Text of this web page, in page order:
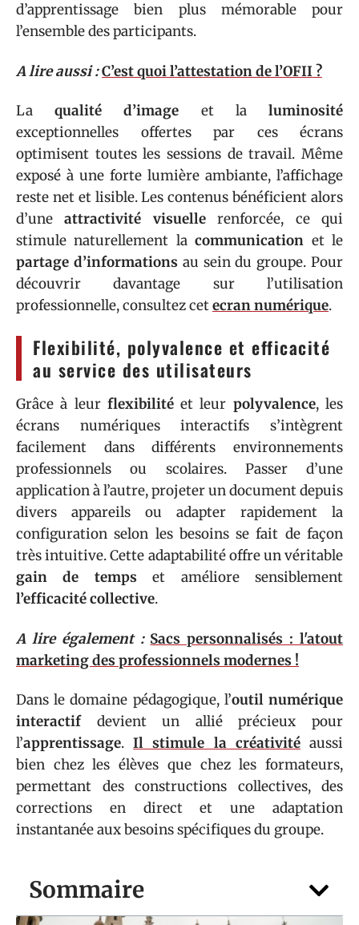
Sommaire
d’apprentissage bien plus mémorable pour
l’ensemble des participants.
A lire aussi :C’est quoi l’attestation de l’OFII ?
Laqualité d’image et laluminosité
exceptionnelles offertes par ces écrans
optimisent toutes les sessions de travail. Même
exposé à une forte lumière ambiante, l’affichage
reste net et lisible. Les contenus bénéficient alors
d’uneattractivité visuellerenforcée, ce qui
stimule naturellement lacommunication et le
partage d’informations au sein du groupe. Pour
découvrir davantage sur l’utilisation
professionnelle, consultez cetecran numérique.
Flexibilité, polyvalence et efficacité
au service des utilisateurs
Grâce à leur flexibilitéet leur polyvalence, les
écrans numériques interactifs s’intègrent
facilement dans différents environnements
professionnels ou scolaires. Passer d’une
application à l’autre, projeter un document depuis
divers appareils ou adapter rapidement la
configuration selon les besoins se fait de façon
très intuitive. Cette adaptabilité offre un véritable
gain de temps et améliore sensiblement
l’efficacité collective.
A lire également : Sacs personnalisés : l'atout
marketing des professionnels modernes !
Dans le domaine pédagogique, l’outil numérique
interactifdevient un allié précieux pour
l’apprentissage.Il stimule la créativitéaussi
bien chez les élèves que chez les formateurs,
permettant des constructions collectives, des
corrections en direct et une adaptation
instantanée aux besoins spécifiques du groupe.